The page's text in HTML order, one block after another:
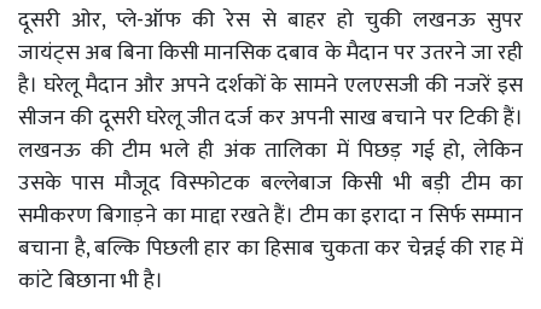
दूसरी ओर, प्ले-ऑफ की रेस से बाहर हो चुकी लखनऊ सुपर
जायंट्स अब बिना किसी मानसिक दबाव के मैदान पर उतरने जा रही
है। घरेलू मैदान और अपने दर्शकों के सामने एलएसजी की नजरें इस
सीजन की दूसरी घरेलू जीत दर्ज कर अपनी साख बचाने पर टिकी हैं।
लखनऊ की टीम भले ही अंक तालिका में पिछड़ गई हो, लेकिन
उसके पास मौजूद विस्फोटक बल्लेबाज किसी भी बड़ी टीम का
समीकरण बिगाड़ने का माद्दा रखते हैं। टीम का इरादा न सिर्फ सम्मान
बचाना है, बल्कि पिछली हार का हिसाब चुकता कर चेन्नई की राह में
कांटे बिछाना भी है।